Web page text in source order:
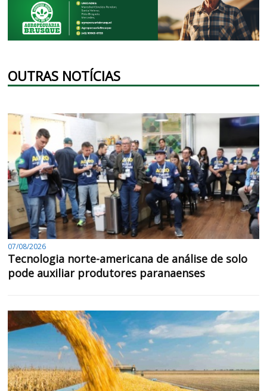
OUTRAS NOTÍCIAS
07/08/2026
Tecnologia norte-americana de análise de solo
pode auxiliar produtores paranaenses